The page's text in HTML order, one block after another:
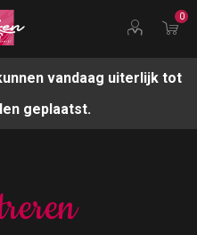
0
vandaag uiterlijk tot
geplaatst.